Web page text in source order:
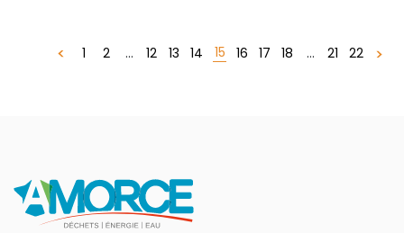
1 2 ... 12 13 14 15 16 17 18 ... 21 22